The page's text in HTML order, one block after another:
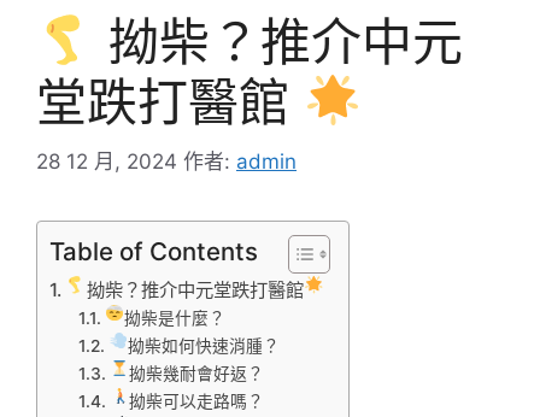
拗柴？推介中元
堂跌打醫館
28 12 月, 2024 作者: admin
Table of Contents
拗柴？推介中元堂跌打醫館
拗柴是什麼？
拗柴如何快速消腫？
拗柴幾耐會好返？
拗柴可以走路嗎？